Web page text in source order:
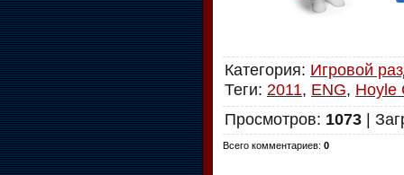
Категория: Игровой
Теги: 2011, ENG, Hoyle
Просмотров: 1073 |
Всего комментариев: 0